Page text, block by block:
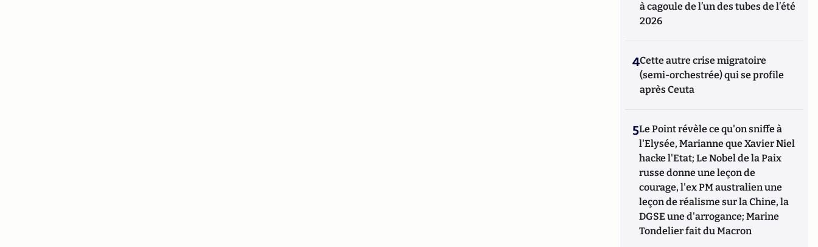
à cagoule de l’un des tubes de l’été
2026
4Cette autre crise migratoire
(semi-orchestrée) qui se profile
après Ceuta
5Le Point révèle ce qu'on sniffe à
l'Elysée, Marianne que Xavier Niel
hacke l'Etat; Le Nobel de la Paix
russe donne une leçon de
courage, l'ex PM australien une
leçon de réalisme sur la Chine, la
DGSE une d'arrogance; Marine
Tondelier fait du Macron